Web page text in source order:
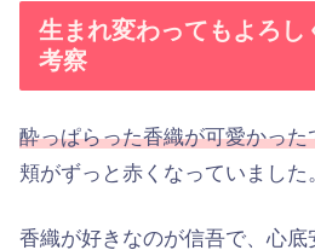
生まれ変わってもよろ
考察
酔っぱらった香織が可愛かった
頬がずっと赤くなっていました
香織が好きなのが信吾で、心底